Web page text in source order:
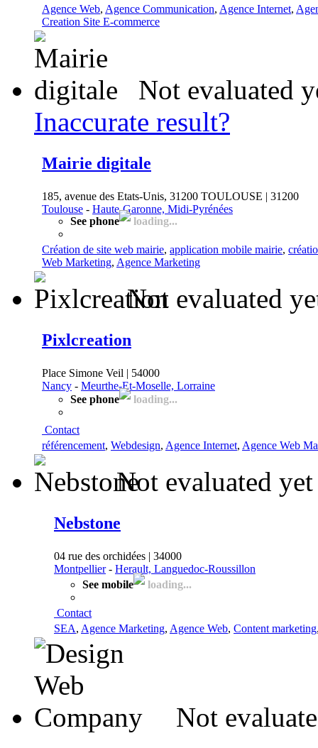
Agence Web, Agence Communication, Agence Internet,
Creation Site E-commerce
Not evaluated
Inaccurate result?
Mairie digitale
185, avenue des Etats-Unis, 31200 TOULOUSE | 31200
Toulouse - Haute-Garonne, Midi-Pyrénées
See phone
loading...
Création de site web mairie, application mobile mairie,
Web Marketing, Agence Marketing
Not evaluated
Pixlcreation
Place Simone Veil | 54000
Nancy - Meurthe-Et-Moselle, Lorraine
See phone
loading...
Contact
référencement, Webdesign, Agence Internet, Agence Web
Not evaluated yet
Nebstone
04 rue des orchidées | 34000
Montpellier- Herault, Languedoc-Roussillon
See mobile
loading...
Contact
SEA, Agence Marketing, Agence Web, Content marketing
Not